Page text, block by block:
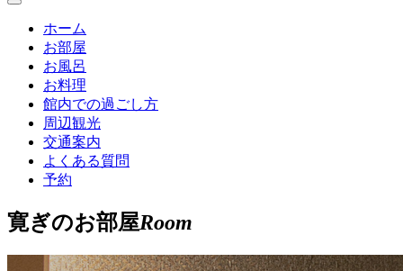
ホーム
お部屋
お風呂
お料理
館内での過ごし方
周辺観光
交通案内
よくある質問
予約
寛ぎのお部屋Room